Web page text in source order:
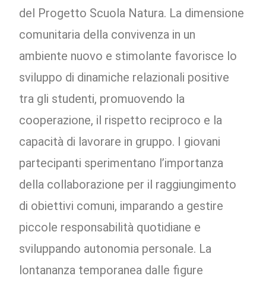
del Progetto Scuola Natura. La dimensione
comunitaria della convivenza in un
ambiente nuovo e stimolante favorisce lo
sviluppo di dinamiche relazionali positive
tra gli studenti, promuovendo la
cooperazione, il rispetto reciproco e la
capacità di lavorare in gruppo. I giovani
partecipanti sperimentano l’importanza
della collaborazione per il raggiungimento
di obiettivi comuni, imparando a gestire
piccole responsabilità quotidiane e
sviluppando autonomia personale. La
lontananza temporanea dalle figure